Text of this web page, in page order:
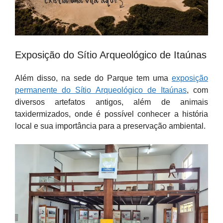
Exposição do Sítio Arqueológico de Itaúnas
Além disso, na sede do Parque tem uma exposição
permanente do Sítio Arqueológico de Itaúnas, com
diversos artefatos antigos, além de animais
taxidermizados, onde é possível conhecer a história
local e sua importância para a preservação ambiental.